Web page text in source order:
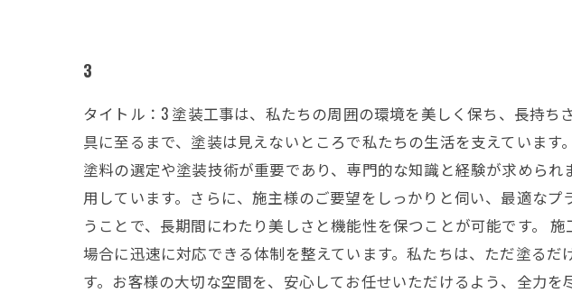
3
タイトル：3 塗装工事は、私たちの周囲の環境を美しく保ち、長持
具に至るまで、塗装は見えないところで私たちの生活を支えていま
塗料の選定や塗装技術が重要であり、専門的な知識と経験が求めら
用しています。さらに、施主様のご要望をしっかりと伺い、最適な
うことで、長期間にわたり美しさと機能性を保つことが可能です。
場合に迅速に対応できる体制を整えています。私たちは、ただ塗る
す。お客様の大切な空間を、安心してお任せいただけるよう、全力を